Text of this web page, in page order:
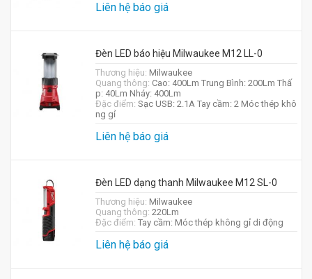
Liên hệ báo giá
Đèn LED báo hiệu Milwaukee M12 LL-0
Thương hiệu: Milwaukee
Quang thông: Cao: 400Lm Trung Bình: 200Lm Thấ
p: 40Lm Nháy: 400Lm
Đặc điểm: Sạc USB: 2.1A Tay cầm: 2 Móc thép khô
ng gỉ
Liên hệ báo giá
Đèn LED dạng thanh Milwaukee M12 SL-0
Thương hiệu: Milwaukee
Quang thông: 220Lm
Đặc điểm: Tay cầm: Móc thép không gỉ di động
Liên hệ báo giá